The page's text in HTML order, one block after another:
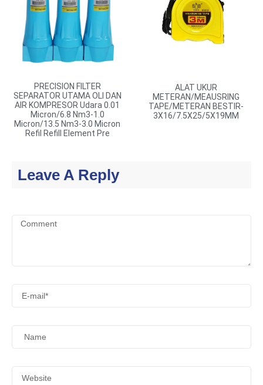
PRECISION FILTER
SEPARATOR UTAMA OLI DAN
AIR KOMPRESOR Udara 0.01
Micron/6.8 Nm3-1.0
Micron/13.5 Nm3-3.0 Micron
Refil Refill Element Pre
ALAT UKUR
METERAN/MEAUSRING
TAPE/METERAN BESTIR-
3X16/7.5X25/5X19MM
Leave A Reply